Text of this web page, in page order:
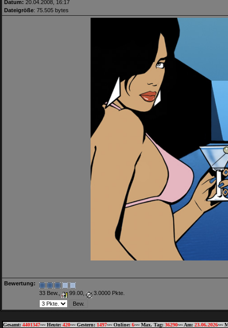
Datum: 20.04.2008, 16:17
Dateigröße: 75.505 bytes
Bewertung:
33 Bew.,
99.00, 3.0000 Pkte.
Gesamt: 4401347~~ Heute: 420~~ Gestern: 1497~~ Online: 6~~ Max. Tag: 36290~~ Am: 23.06.2026~~